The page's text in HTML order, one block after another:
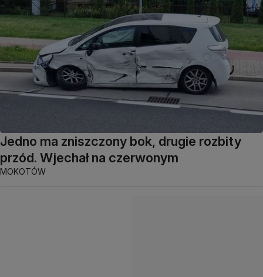
Jedno ma zniszczony bok, drugie rozbity
przód. Wjechał na czerwonym
MOKOTÓW